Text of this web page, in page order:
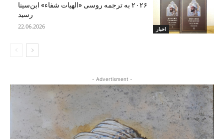
اخبار
۲۰۲۶ به ترجمه روسی «الهیات شفاء» ابن‌سینا
رسید
22.06.2026
- Advertisment -